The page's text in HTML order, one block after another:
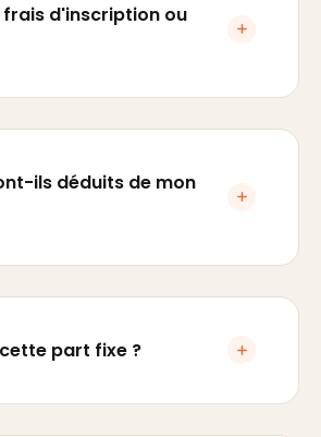
d'inscription ou
ils déduits de mon
part fixe ?